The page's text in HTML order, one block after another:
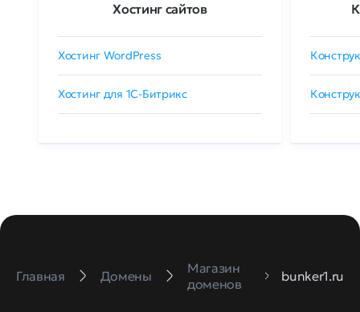
Хостинг сайтов
Хостинг WordPress
Хостинг для 1C-Битрикс
Главная Домены
Магазин
доменов
bunker1.ru